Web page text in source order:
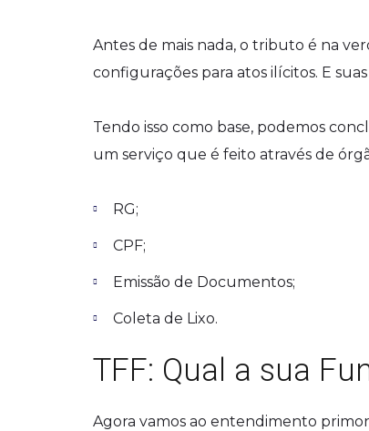
Antes de mais nada, o tributo é na
configurações para atos ilícitos. E
Tendo isso como base, podemos
um serviço que é feito através de
RG;
CPF;
Emissão de Documentos;
Coleta de Lixo.
TFF: Qual a sua
Agora vamos ao entendimento